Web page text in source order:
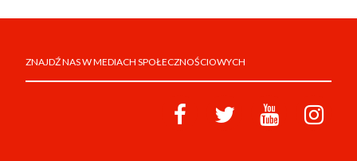
ZNAJDŹ NAS W MEDIACH SPOŁECZNOŚCIOWYCH